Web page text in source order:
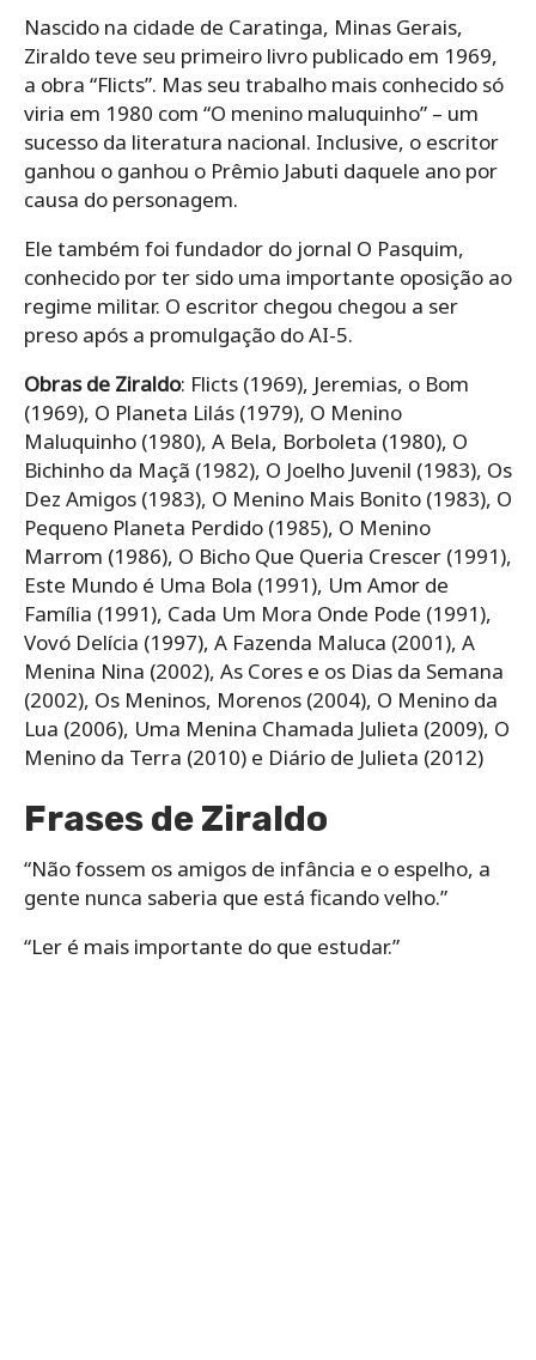
Nascido na cidade de Caratinga, Minas Gerais,
Ziraldo teve seu primeiro livro publicado em 1969,
a obra “Flicts”. Mas seu trabalho mais conhecido só
viria em 1980 com “O menino maluquinho” – um
sucesso da literatura nacional. Inclusive, o escritor
ganhou o ganhou o Prêmio Jabuti daquele ano por
causa do personagem.
Ele também foi fundador do jornal O Pasquim,
conhecido por ter sido uma importante oposição ao
regime militar. O escritor chegou chegou a ser
preso após a promulgação do AI-5.
Obras de Ziraldo: Flicts (1969), Jeremias, o Bom
(1969), O Planeta Lilás (1979), O Menino
Maluquinho (1980), A Bela, Borboleta (1980), O
Bichinho da Maçã (1982), O Joelho Juvenil (1983), Os
Dez Amigos (1983), O Menino Mais Bonito (1983), O
Pequeno Planeta Perdido (1985), O Menino
Marrom (1986), O Bicho Que Queria Crescer (1991),
Este Mundo é Uma Bola (1991), Um Amor de
Família (1991), Cada Um Mora Onde Pode (1991),
Vovó Delícia (1997), A Fazenda Maluca (2001), A
Menina Nina (2002), As Cores e os Dias da Semana
(2002), Os Meninos, Morenos (2004), O Menino da
Lua (2006), Uma Menina Chamada Julieta (2009), O
Menino da Terra (2010) e Diário de Julieta (2012)
Frases de Ziraldo
“Não fossem os amigos de infância e o espelho, a
gente nunca saberia que está ficando velho.”
“Ler é mais importante do que estudar.”